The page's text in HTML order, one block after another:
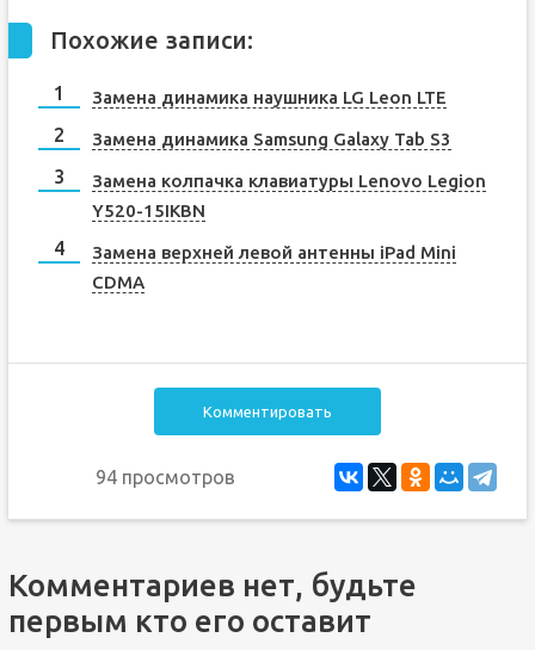
Похожие записи:
Замена динамика наушника LG Leon LTE
Замена динамика Samsung Galaxy Tab S3
Замена колпачка клавиатуры Lenovo Legion
Y520-15IKBN
Замена верхней левой антенны iPad Mini
CDMA
Комментировать
94 просмотров
Комментариев нет, будьте
первым кто его оставит